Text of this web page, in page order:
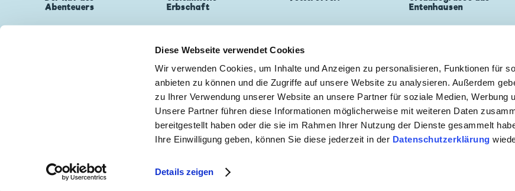
Diese Webseite verwendet Cookies
Wir verwenden Cookies, um Inhalte und Anzeigen zu personalisieren, Funktionen für
anbieten zu können und die Zugriffe auf unsere Website zu analysieren. Außerdem
zu Ihrer Verwendung unserer Website an unsere Partner für soziale Medien, Werbung
Unsere Partner führen diese Informationen möglicherweise mit weiteren Daten
bereitgestellt haben oder die sie im Rahmen Ihrer Nutzung der Dienste gesammelt
Ihre Einwilligung geben, können Sie diese jederzeit in der Datenschutzerklärung
Details zeigen
Abenteuers
Erbschaft
Entenhausen
Keine Neuigkeiten mehr verpassen! 🖋 ZUR NEWSLETTER ANMELDUNG